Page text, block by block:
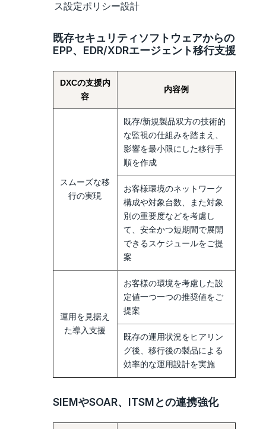
ス設定ポリシー設計
既存セキュリティソフトウェアからの
EPP、EDR/XDRエージェント移行支援
DXCの支援内
容
内容例
スムーズな移
行の実現
既存/新規製品双方の技術的
な監視の仕組みを踏まえ、
影響を最小限にした移行手
順を作成
お客様環境のネットワーク
構成や対象台数、また対象
別の重要度などを考慮し
て、安全かつ短期間で展開
できるスケジュールをご提
案
運用を見据え
た導入支援
お客様の環境を考慮した設
定値一つ一つの推奨値をご
提案
既存の運用状況をヒアリン
グ後、移行後の製品による
効率的な運用設計を実施
SIEMやSOAR、ITSMとの連携強化